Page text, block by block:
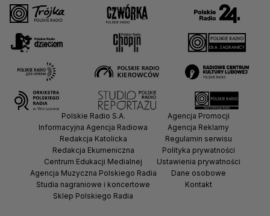
Polskie Radio S.A.
Informacyjna Agencja Radiowa
Redakcja Katolicka
Redakcja Ekumeniczna
Centrum Edukacji Medialnej
Agencja Muzyczna Polskiego Radia
Studia nagraniowe i koncertowe
Sklep Polskiego Radia
Agencja Promocji
Agencja Reklamy
Regulamin serwisu
Polityka prywatności
Ustawienia prywatności
Dane osobowe
Kontakt